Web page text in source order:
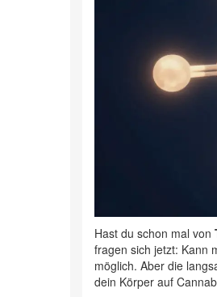
Hast du schon mal von
fragen sich jetzt: Kann
möglich. Aber die
dein Körper auf